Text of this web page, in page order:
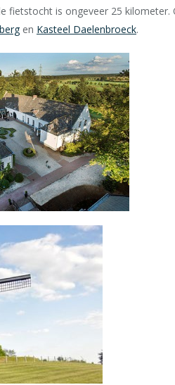
fietstocht is ongeveer 25
en Kasteel Daelenbroeck.